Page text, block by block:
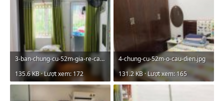
3-ban-chung-cu-52m-gia-re-cau-dien.jpg
135.6 KB · Lượt xem: 172
4-chung-cu-52m-o-cau-dien.jpg
131.2 KB · Lượt xem: 165